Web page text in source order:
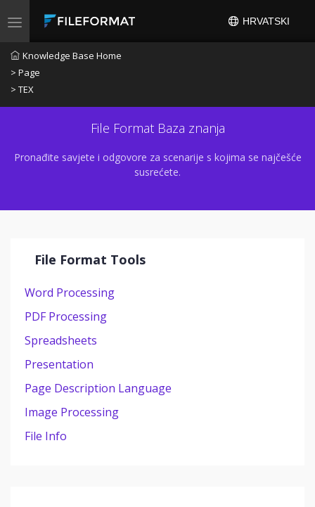
Uključi/isključi navigaciju HRVATSKI
Knowledge Base Home
> Page
> TEX
File Format Baza znanja
Pronađite savjete i odgovore za scenarije s kojima se najčešće
susrećete.
File Format Tools
Word Processing
PDF Processing
Spreadsheets
Presentation
Page Description Language
Image Processing
File Info